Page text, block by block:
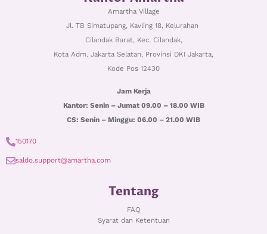
Amartha Village
Jl. TB Simatupang, Kavling 18, Kelurahan
Cilandak Barat, Kec. Cilandak,
Kota Adm. Jakarta Selatan, Provinsi DKI Jakarta,
Kode Pos 12430
Jam Kerja
Kantor: Senin – Jumat 09.00 – 18.00 WIB
CS: Senin – Minggu: 06.00 – 21.00 WIB
150170
saldo.support@amartha.com
Tentang
FAQ
Syarat dan Ketentuan